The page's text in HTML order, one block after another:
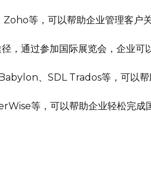
等，可以帮助企业管理客户
，通过参加国际展览会，企业可
、SDL Trados等，可以帮
等，可以帮助企业轻松完成